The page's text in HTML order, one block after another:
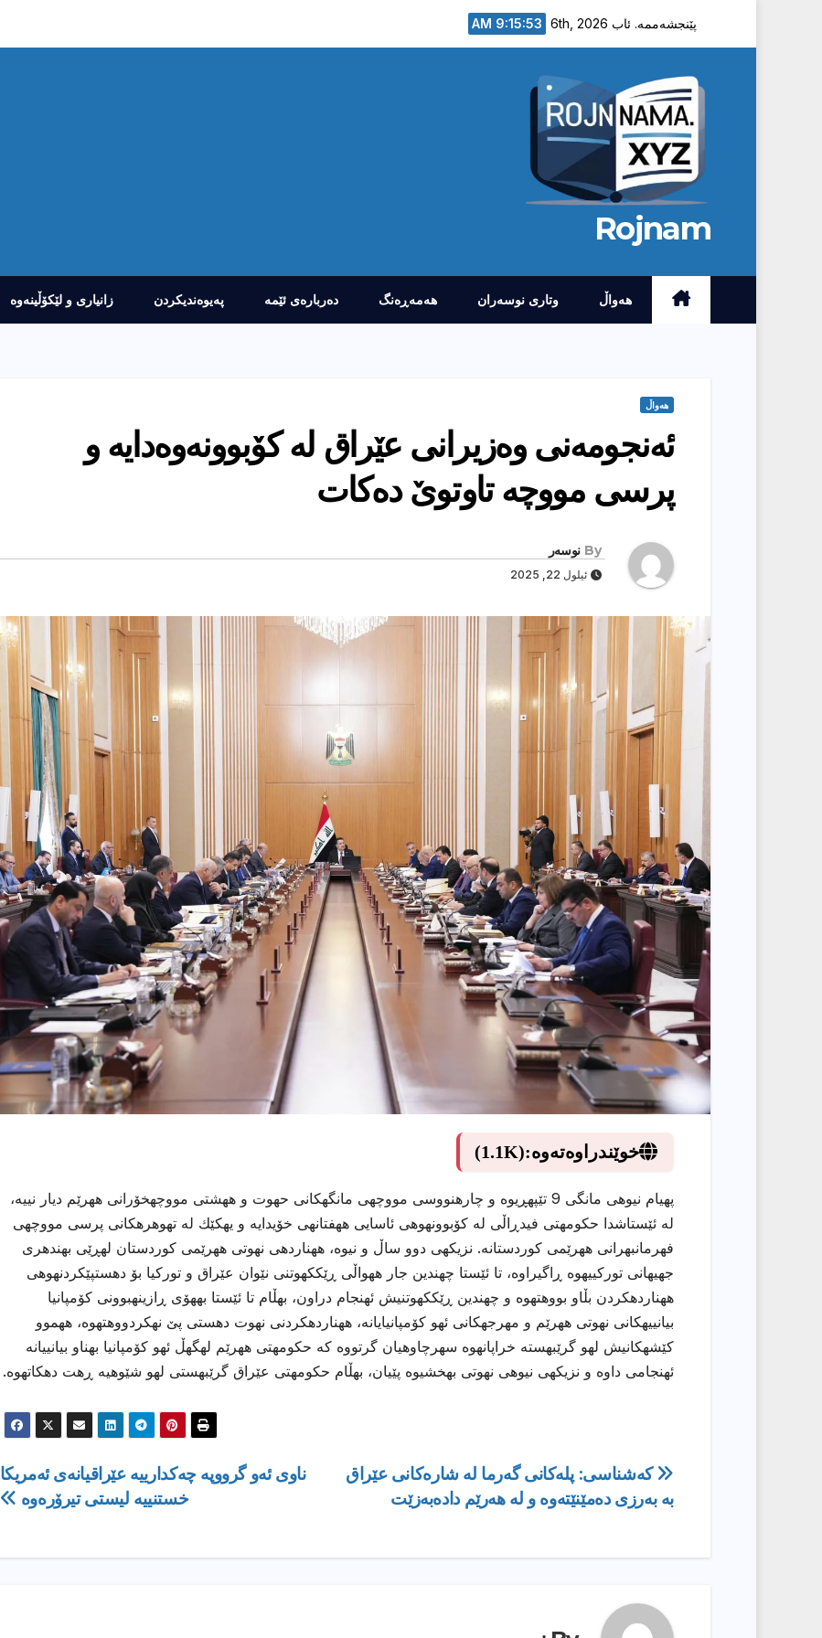
پێنجشەممە. ئاب 6th, 2026 9:15:54 AM
Rojnam
هەواڵ وتارى نوسەران هەمەڕەنگ دەربارەى ئێمە پەیوەندیکردن زانیارى و لێکۆڵینەوە
هەواڵ
ئه‌نجومه‌نی‌ وه‌زیرانی عێراق له‌ كۆبوونه‌وه‌دایه‌ و
پرسی‌ مووچه‌ تاوتوێ ده‌كات
By نوسەر
ئیلول 22, 2025
خوێندراوەتەوە:(1.1K)
پهیام نیوهی مانگی 9 تێپهڕیوه و چارهنووسی مووچهی مانگهكانی حهوت و ههشتی مووچهخۆرانی ههرێم دیار نییه،
له ئێستاشدا حكومهتی فیدڕاڵی له كۆبوونهوهی ئاسایی ههفتانهی خۆیدایه و یهكێك له تهوهرهكانی پرسی مووچهی
فهرمانبهرانی ههرێمی كوردستانه. نزیكهی دوو ساڵ و نیوه، ههناردهی نهوتی ههرێمی كوردستان لهڕێی بهندهری
جهیهانی توركییهوه ڕاگیراوه، تا ئێستا چهندین جار ههواڵی ڕێككهوتنی نێوان عێراق و توركیا بۆ دهستپێكردنهوهی
ههناردهكردن بڵاو بووهتهوه و چهندین ڕێككهوتنیش ئهنجام دراون، بهڵام تا ئێستا بههۆی ڕازینهبوونی كۆمپانیا
بیانییهكانی نهوتی ههرێم و مهرجهكانی ئهو كۆمپانیایانه، ههناردهكردنی نهوت دهستی پێ نهكردووهتهوه، ههموو
كێشهكانیش لهو گرێبهسته خراپانهوه سهرچاوهیان گرتووه كه حكومهتی ههرێم لهگهڵ ئهو كۆمپانیا بهناو بیانییانه
ئهنجامی داوه و نزیكهی نیوهی نهوتی بهخشیوه پێیان، بهڵام حكومهتی عێراق گرێبهستی لهو شێوهیه ڕهت دهكاتهوه.
ڕێدۆزیی
بابەت
ناوی ئه‌و گرووپه‌ چه‌كدارییه‌ عێراقیانه‌ی ئه‌مریكا
خستنییه‌ لیستی تیرۆره‌وه‌
كەشناسی: پلەكانی گەرما لە شارەکانى عێراق
بە بەرزی دەمێنێتەوە و لە هەرێم دادەبەزێت